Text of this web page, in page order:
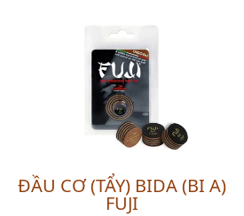
ĐẦU CƠ (TẨY) BIDA (BI A)
FUJI